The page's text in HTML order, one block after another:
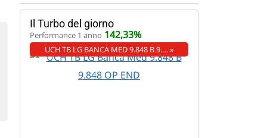
Il Turbo del giorno
Performance 1 anno 142,33%
UCH TB LG BANCA MED 9.848 B 9.… »